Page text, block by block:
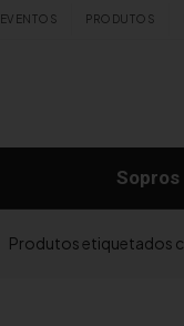
EVENTOS PRODUTOS
Sopros
Produtos etiquetados